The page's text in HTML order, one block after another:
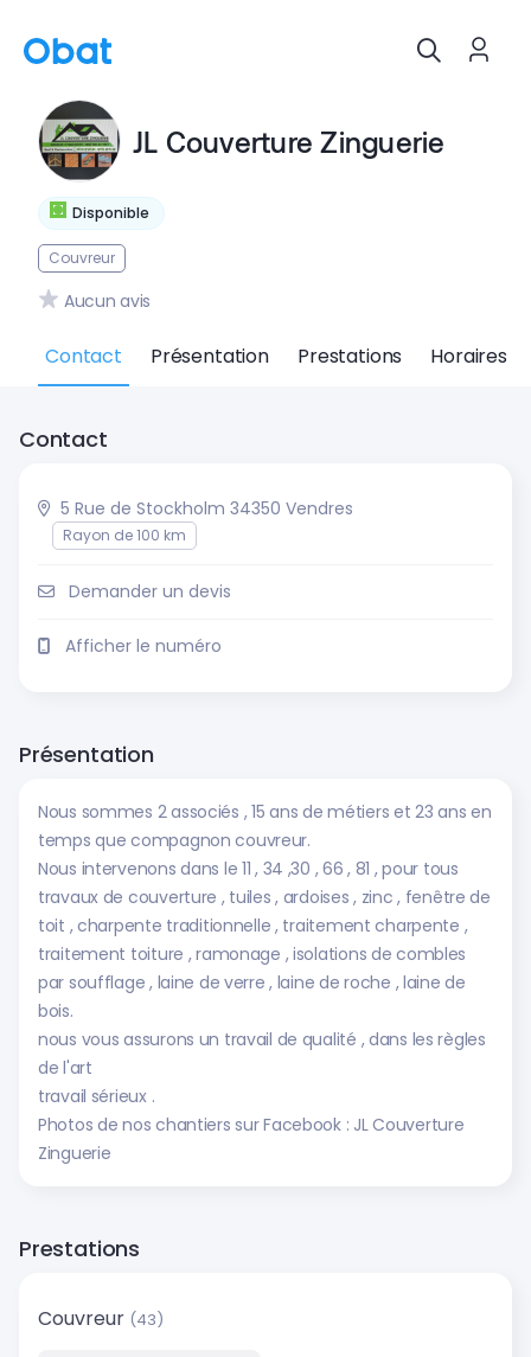
Disponible
JL Couverture Zinguerie
Couvreur
Aucun avis
Contact Présentation Prestations Horaires
Contact
5 Rue de Stockholm 34350 Vendres
Rayon de 100 km
Demander un devis
Afficher le numéro
Présentation
Nous sommes 2 associés , 15 ans de métiers et 23 ans en
temps que compagnon couvreur.
Nous intervenons dans le 11 , 34 ,30 , 66 , 81 , pour tous
travaux de couverture , tuiles , ardoises , zinc , fenêtre de
toit , charpente traditionnelle , traitement charpente ,
traitement toiture , ramonage , isolations de combles
par soufflage , laine de verre , laine de roche , laine de
bois.
nous vous assurons un travail de qualité , dans les règles
de l'art
travail sérieux .
Photos de nos chantiers sur Facebook : JL Couverture
Zinguerie
Prestations
Couvreur (43)